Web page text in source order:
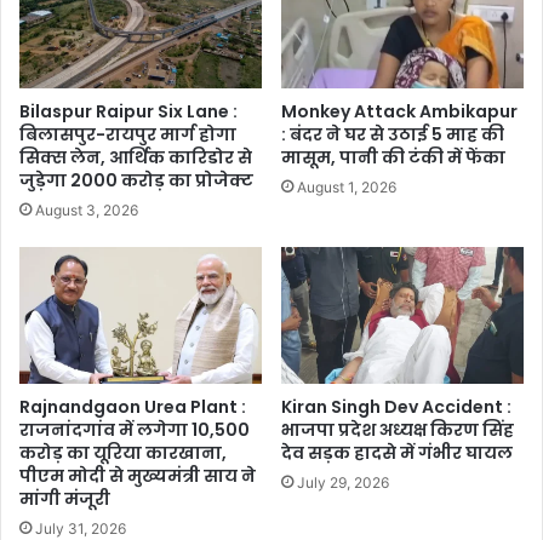
Bilaspur Raipur Six Lane :
बिलासपुर-रायपुर मार्ग होगा
सिक्स लेन, आर्थिक कारिडोर से
जुड़ेगा 2000 करोड़ का प्रोजेक्ट
August 3, 2026
Monkey Attack Ambikapur
: बंदर ने घर से उठाई 5 माह की
मासूम, पानी की टंकी में फेंका
August 1, 2026
Rajnandgaon Urea Plant :
राजनांदगांव में लगेगा 10,500
करोड़ का यूरिया कारखाना,
पीएम मोदी से मुख्यमंत्री साय ने
मांगी मंजूरी
July 31, 2026
Kiran Singh Dev Accident :
भाजपा प्रदेश अध्यक्ष किरण सिंह
देव सड़क हादसे में गंभीर घायल
July 29, 2026